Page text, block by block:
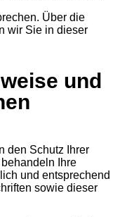
Über die
wir Sie in dieser
und
den Schutz Ihrer
Ihre
und entsprechend
sowie dieser